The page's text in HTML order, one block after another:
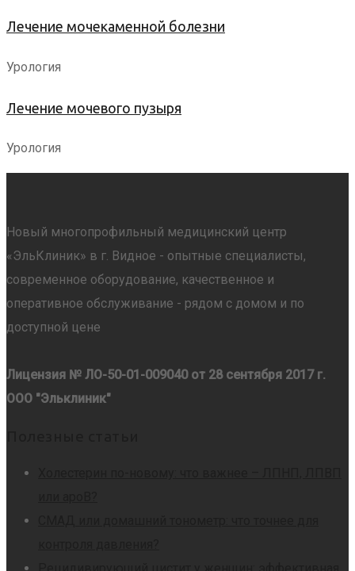
Лечение мочекаменной болезни
Урология
Лечение мочевого пузыря
Урология
Новый многопрофильный медицинский центр
«ЭльКлиник» в г. Видное - опытные специалисты,
современное оборудование, качественное и
оперативное обслуживание - рядом с домом и по
доступной цене
Лицензия № ЛО-50-01-009040 от 28 сентября 2017 г.
ООО "Эльклиник"